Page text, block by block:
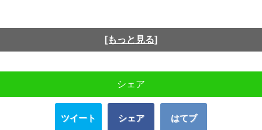
[もっと見る]
シェア
ツイート シェア はてブ